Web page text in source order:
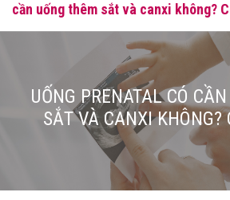
cần uống thêm sắt và canxi không?
UỐNG PRENATAL CÓ
SẮT VÀ CANXI KHÔNG?